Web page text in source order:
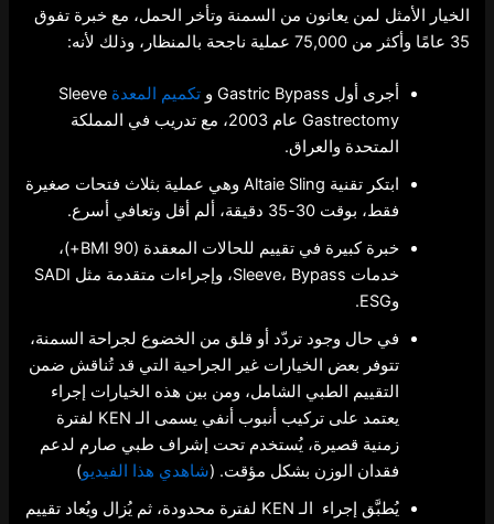
الخيار الأمثل لمن يعانون من السمنة وتأخر الحمل، مع خبرة تفوق
35 عامًا وأكثر من 75,000 عملية ناجحة بالمنظار، وذلك لأنه:
أجرى أول Gastric Bypass و تكميم المعدة Sleeve
Gastrectomy عام 2003، مع تدريب في المملكة
المتحدة والعراق.
ابتكر تقنية Altaie Sling وهي عملية بثلاث فتحات صغيرة
فقط، بوقت 30-35 دقيقة، ألم أقل وتعافي أسرع.
خبرة كبيرة في تقييم للحالات المعقدة (BMI 90+)،
خدمات Sleeve، Bypass، وإجراءات متقدمة مثل SADI
وESG.
في حال وجود تردّد أو قلق من الخضوع لجراحة السمنة،
تتوفر بعض الخيارات غير الجراحية التي قد تُناقش ضمن
التقييم الطبي الشامل، ومن بين هذه الخيارات إجراء
يعتمد على تركيب أنبوب أنفي يسمى الـ KEN لفترة
زمنية قصيرة، يُستخدم تحت إشراف طبي صارم لدعم
فقدان الوزن بشكل مؤقت. (شاهدي هذا الفيديو)
يُطبَّق إجراء الـ KEN لفترة محدودة، ثم يُزال ويُعاد تقييم